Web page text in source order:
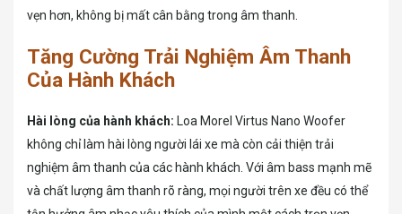
vẹn hơn, không bị mất cân bằng trong âm thanh.
Tăng Cường Trải Nghiệm Âm Thanh
Của Hành Khách
Hài lòng của hành khách: Loa Morel Virtus Nano Woofer
không chỉ làm hài lòng người lái xe mà còn cải thiện trải
nghiệm âm thanh của các hành khách. Với âm bass mạnh mẽ
và chất lượng âm thanh rõ ràng, mọi người trên xe đều có thể